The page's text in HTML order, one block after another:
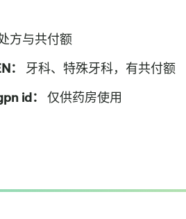
方与共付额
：
牙科、特殊牙科，有共付额
id：
仅供药房使用